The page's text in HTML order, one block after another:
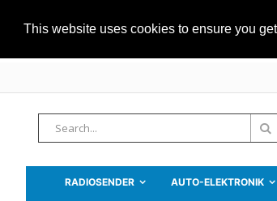
This website uses cookies to ensure you
Suche
RADIOSENDER AUTO-ELEKTRONIK